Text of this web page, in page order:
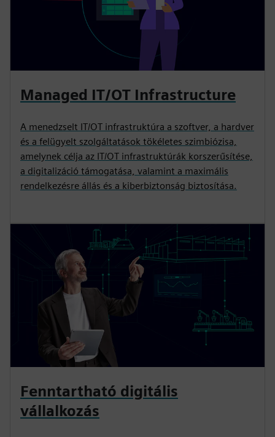
Managed IT/OT Infrastructure
A menedzselt IT/OT infrastruktúra a szoftver, a hardver
és a felügyelt szolgáltatások tökéletes szimbiózisa,
amelynek célja az IT/OT infrastruktúrák korszerűsítése,
a digitalizáció támogatása, valamint a maximális
rendelkezésre állás és a kiberbiztonság biztosítása.
Fenntartható digitális
vállalkozás